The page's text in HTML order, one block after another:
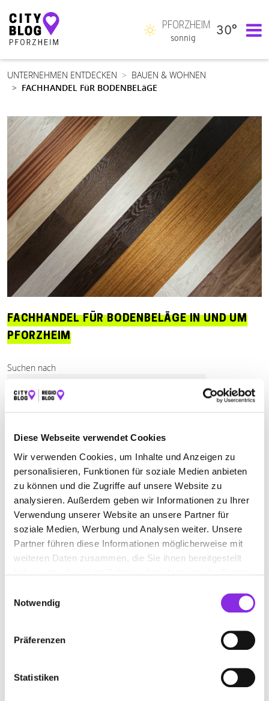
Diese Webseite verwendet Cookies
Wir verwenden Cookies, um Inhalte und Anzeigen zu
personalisieren, Funktionen für soziale Medien anbieten
zu können und die Zugriffe auf unsere Website zu
analysieren. Außerdem geben wir Informationen zu Ihrer
Verwendung unserer Website an unsere Partner für
soziale Medien, Werbung und Analysen weiter. Unsere
Partner führen diese Informationen möglicherweise mit
weiteren Daten zusammen, die Sie ihnen bereitgestellt
Notwendig
Präferenzen
Statistiken
Hauptnavigation
PFORZHEIM
sonnig
30°
UNTERNEHMEN ENTDECKEN
BAUEN & WOHNEN
FACHHANDEL FüR BODENBELäGE
FACHHANDEL FÜR BODENBELÄGE IN UND UM
PFORZHEIM
Suchen nach
Finden
ALLE NIEFERN-ÖSCHELBRONN
Keine Öffnungszeiten angegeben
ISSEL GMBH ZIMMERGESCHÄFT
An der Enz 3| 75223 Niefern-Öschelbronn DE
+4972334203